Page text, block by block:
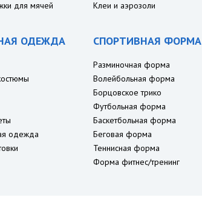
для мячей
Клеи и аэрозоли
ОДЕЖДА
одежда
СПОРТИВНАЯ ФОРМА
Разминочная форма
Волейбольная форма
Борцовское трико
Футбольная форма
Баскетбольная форма
Беговая форма
Теннисная форма
Форма фитнес/тренинг